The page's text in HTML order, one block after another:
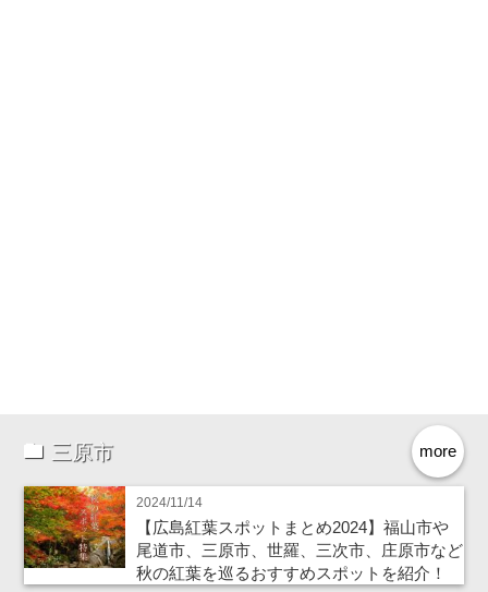
more
三原市
2024/11/14
【広島紅葉スポットまとめ2024】福山市や
尾道市、三原市、世羅、三次市、庄原市など
秋の紅葉を巡るおすすめスポットを紹介！